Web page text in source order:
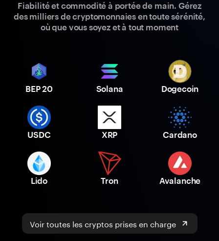
Fiabilité et commodité à portée de main. Gérez
des milliers de cryptomonnaies en toute sérénité,
où que vous soyez et à tout moment
BEP 20 Solana Dogecoin
USDC XRP Cardano
Lido Tron Avalanche
Voir toutes les cryptos prises en charge